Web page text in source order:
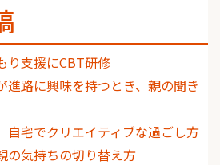
り支援にCBT研修
進路に興味を持つとき、親の聞き
自宅でクリエイティブな過ごし方
の気持ちの切り替え方